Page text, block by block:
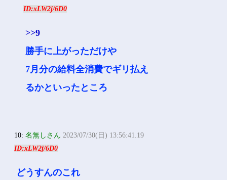
ID:xLW2j/6D0
>>9
勝手に上がっただけや
7月分の給料全消費でギリ払え
るかといったところ
10:名無しさん 2023/07/30(日) 13:56:41.19
ID:xLW2j/6D0
どうすんのこれ